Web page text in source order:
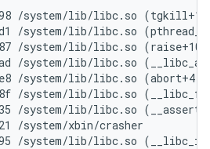
/system/lib/libc.so
/system/lib/libc.so
/system/lib/libc.so (raise+10)
/system/lib/libc.so
/system/lib/libc.so (abort+4)
/system/lib/libc.so
/system/lib/libc.so
/system/xbin/crasher
/system/lib/libc.so